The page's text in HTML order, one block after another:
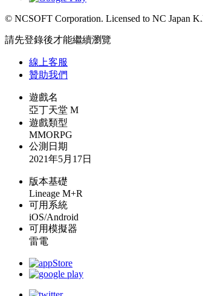
© NCSOFT Corporation. Licensed to NC Japan
請先登錄後才能繼續瀏覽
線上客服
贊助我們
遊戲名
亞丁天堂 M
遊戲類型
MMORPG
公測日期
2021年5月17日
版本基礎
Lineage M+R
可用系統
iOS/Android
可用模擬器
雷電